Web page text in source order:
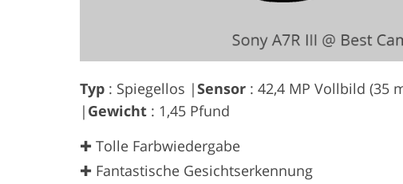
Typ : Spiegellos |Sensor : 42,4 MP Vollbild (35
| Gewicht : 1,45 Pfund
✚ Tolle Farbwiedergabe
✚ Fantastische Gesichtserkennung